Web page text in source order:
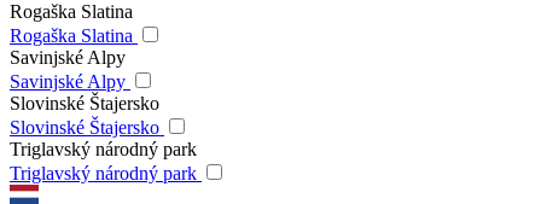
Rogaška Slatina
Rogaška Slatina
Savinjské Alpy
Savinjské Alpy
Slovinské Štajersko
Slovinské Štajersko
Triglavský národný park
Triglavský národný park